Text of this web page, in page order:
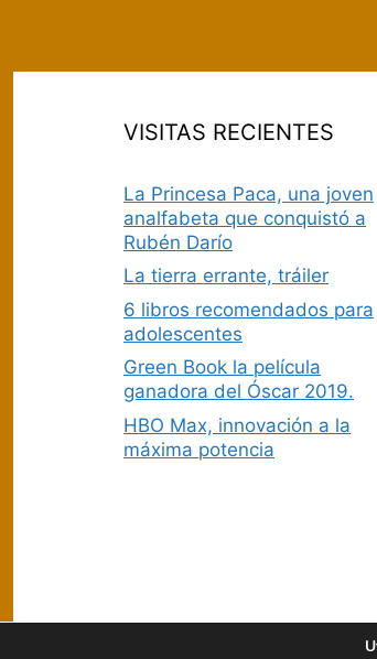
VISITAS RECIENTES
La Princesa Paca, una joven
analfabeta que conquistó a
Rubén Darío
La tierra errante, tráiler
6 libros recomendados para
adolescentes
Green Book la película
ganadora del Óscar 2019.
HBO Max, innovación a la
máxima potencia